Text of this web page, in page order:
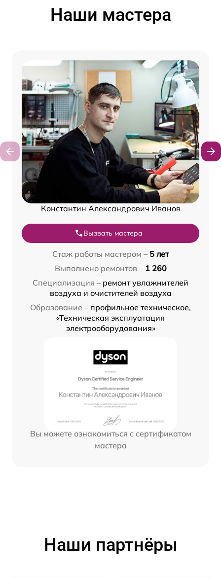
Наши мастера
Константин Александрович Иванов
Вызвать мастера
Стаж работы мастером – 5 лет
Выполнено ремонтов – 1 260
Специализация – ремонт увлажнителей
воздуха и очистителей воздуха
Образование – профильное техническое,
«Техническая эксплуатация
электрооборудования»
Вы можете ознакомиться с сертификатом
мастера
Наши партнёры